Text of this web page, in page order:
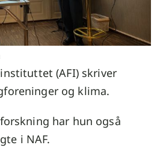
(AFI) skriver
og klima.
har hun også
i NAF.